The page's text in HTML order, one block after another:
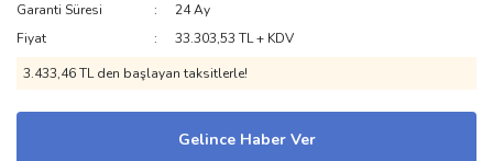
Garanti Süresi
24 Ay
Fiyat
33.303,53 TL + KDV
3.433,46 TL den başlayan taksitlerle!
Gelince Haber Ver